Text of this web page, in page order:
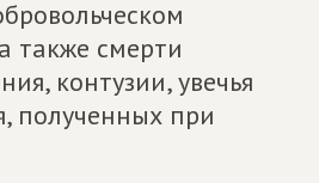
также смерти
контузии, увечья
полученных при